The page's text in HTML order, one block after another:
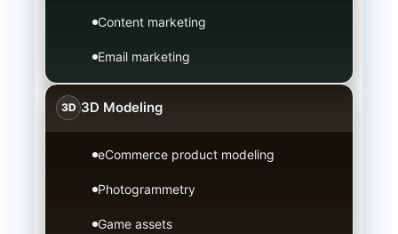
Content marketing
Email marketing
3D 3D Modeling
eCommerce product modeling
Photogrammetry
Game assets